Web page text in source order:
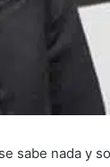
sabe nada y